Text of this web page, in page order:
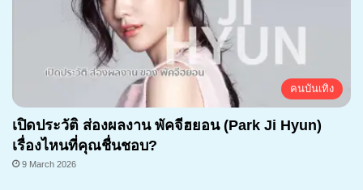
คนบันเทิง
เปิดประวัติ ส่องผลงาน พัคจีฮยอน (Park Ji Hyun)
เรื่องไหนที่คุณชื่นชอบ?
9 March 2026